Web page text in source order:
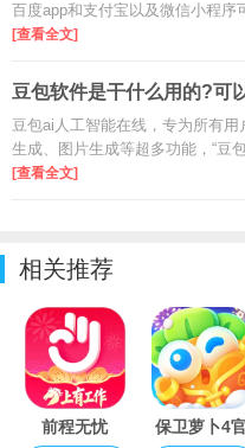
百度app和支付宝以及微信小程序
在各大省份地区的官方考试院或者
平台进行搜索查看。
[查看全文]
豆包软件是干什么用的?可
吗？
豆包ai人工智能在线，专为所有
生成、图片生成等超多功能，“豆
迎的国民级AI助手，由字节跳动公
的“豆包大模型”打造，在中国AI产
[查看全文]
相关推荐
前程无忧
保卫萝卜4